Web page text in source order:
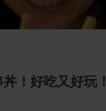
！好吃又好玩！